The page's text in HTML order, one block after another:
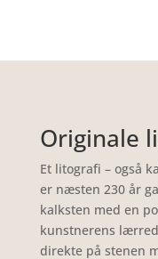
Originale
Et litografi – også
er næsten 230 år
kalksten med en
kunstnerens
direkte på stenen